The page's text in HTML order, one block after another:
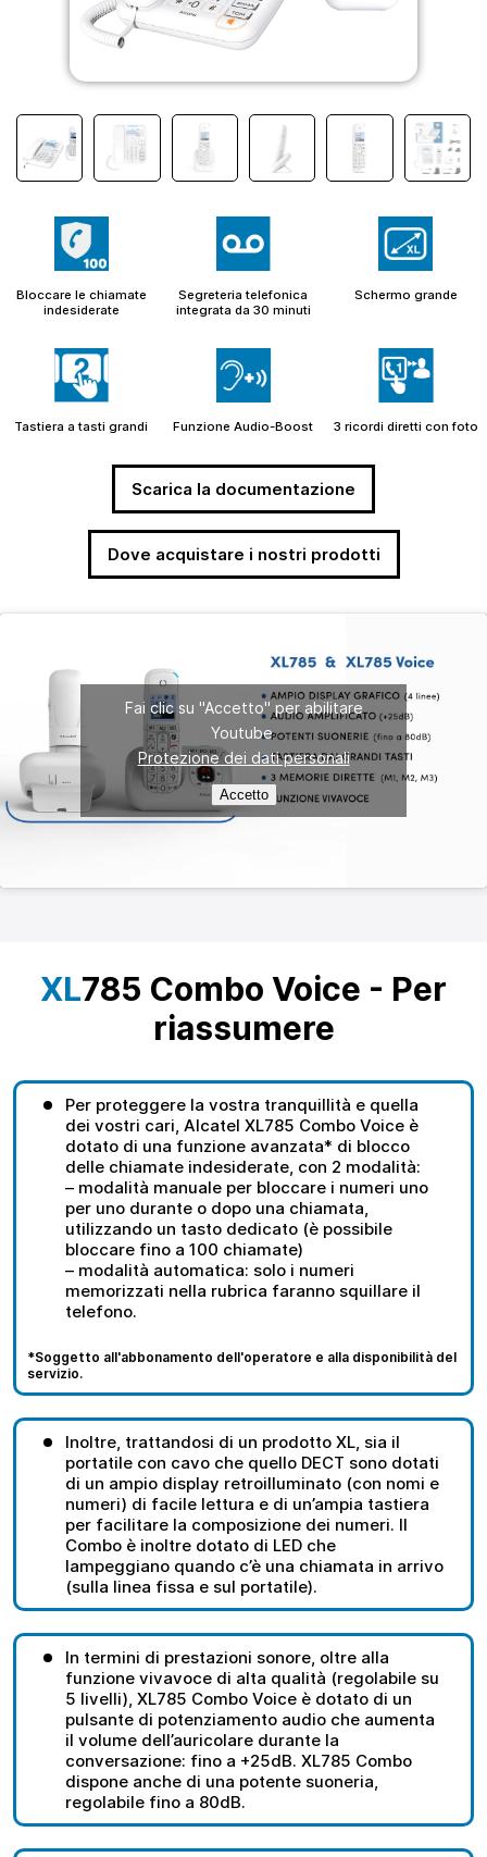
Bloccare le chiamate
indesiderate
Segreteria telefonica
integrata da 30 minuti
Schermo grande
Tastiera a tasti grandi Funzione Audio-Boost 3 ricordi diretti con foto
Scarica la documentazione
Dove acquistare i nostri prodotti
Fai clic su "Accetto" per abilitare
Youtube
Protezione dei dati personali
Accetto
XL785 Combo Voice - Per
riassumere
Per proteggere la vostra tranquillità e quella
dei vostri cari, Alcatel XL785 Combo Voice è
dotato di una funzione avanzata* di blocco
delle chiamate indesiderate, con 2 modalità:
– modalità manuale per bloccare i numeri uno
per uno durante o dopo una chiamata,
utilizzando un tasto dedicato (è possibile
bloccare fino a 100 chiamate)
– modalità automatica: solo i numeri
memorizzati nella rubrica faranno squillare il
telefono.
*Soggetto all'abbonamento dell'operatore e alla disponibilità del
servizio.
Inoltre, trattandosi di un prodotto XL, sia il
portatile con cavo che quello DECT sono dotati
di un ampio display retroilluminato (con nomi e
numeri) di facile lettura e di un’ampia tastiera
per facilitare la composizione dei numeri. Il
Combo è inoltre dotato di LED che
lampeggiano quando c’è una chiamata in arrivo
(sulla linea fissa e sul portatile).
In termini di prestazioni sonore, oltre alla
funzione vivavoce di alta qualità (regolabile su
5 livelli), XL785 Combo Voice è dotato di un
pulsante di potenziamento audio che aumenta
il volume dell’auricolare durante la
conversazione: fino a +25dB. XL785 Combo
dispone anche di una potente suoneria,
regolabile fino a 80dB.